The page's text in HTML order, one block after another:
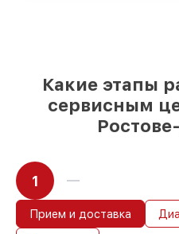
Какие этапы
сервисным
1
Прием и доставка